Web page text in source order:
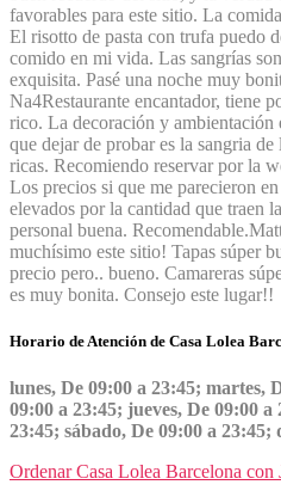
favorables para este sitio. La
El risotto de pasta con trufa puedo
comido en mi vida. Las sangrías
exquisita. Pasé una noche muy
Na4Restaurante encantador, tiene
rico. La decoración y ambientación
que dejar de probar es la sangria
ricas. Recomiendo reservar por la
Los precios si que me parecieron
elevados por la cantidad que traen
personal buena. Recomendable.
muchísimo este sitio! Tapas súper
precio pero.. bueno. Camareras
es muy bonita. Consejo este lugar!!
Horario de Atención de Casa Lolea
lunes, De 09:00 a 23:45; martes,
09:00 a 23:45; jueves, De 09:00 a
23:45; sábado, De 09:00 a 23:45;
Ordenar Casa Lolea Barcelona con